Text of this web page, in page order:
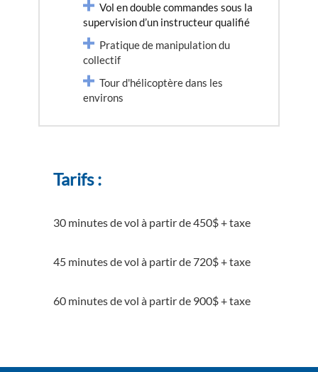
Vol en double commandes sous la
supervision d’un instructeur qualifié
Pratique de manipulation du
collectif
Tour d'hélicoptère dans les
environs
Tarifs :
30 minutes de vol à partir de 450$ + taxe
45 minutes de vol à partir de 720$ + taxe
60 minutes de vol à partir de 900$ + taxe